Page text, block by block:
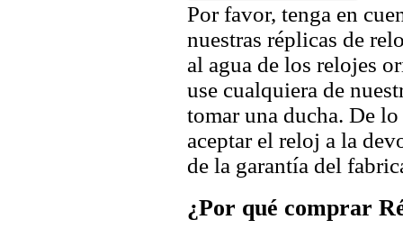
Por favor, tenga en
nuestras réplicas de
al agua de los relojes
use cualquiera de
tomar una ducha. De
aceptar el reloj a la
de la garantía del
¿Por qué comprar